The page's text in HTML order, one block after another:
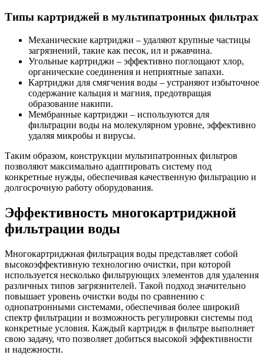
Типы картриджей в мультипатронных фильтрах
Механические картриджи – удаляют крупные частицы
загрязнений, такие как песок, ил и ржавчина.
Угольные картриджи – эффективно поглощают хлор,
органические соединения и неприятные запахи.
Картриджи для смягчения воды – устраняют избыточное
содержание кальция и магния, предотвращая
образование накипи.
Мембранные картриджи – используются для
фильтрации воды на молекулярном уровне, эффективно
удаляя микробы и вирусы.
Таким образом, конструкции мультипатронных фильтров
позволяют максимально адаптировать систему под
конкретные нужды, обеспечивая качественную фильтрацию и
долгосрочную работу оборудования.
Эффективность многокартриджной
фильтрации воды
Многокартриджная фильтрация воды представляет собой
высокоэффективную технологию очистки, при которой
используется несколько фильтрующих элементов для удаления
различных типов загрязнителей. Такой подход значительно
повышает уровень очистки воды по сравнению с
однопатронными системами, обеспечивая более широкий
спектр фильтрации и возможность регулировки системы под
конкретные условия. Каждый картридж в фильтре выполняет
свою задачу, что позволяет добиться высокой эффективности
и надежности.